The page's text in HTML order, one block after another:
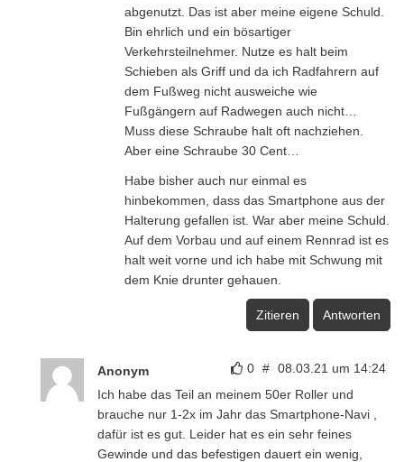
abgenutzt. Das ist aber meine eigene Schuld.
Bin ehrlich und ein bösartiger
Verkehrsteilnehmer. Nutze es halt beim
Schieben als Griff und da ich Radfahrern auf
dem Fußweg nicht ausweiche wie
Fußgängern auf Radwegen auch nicht…
Muss diese Schraube halt oft nachziehen.
Aber eine Schraube 30 Cent…
Habe bisher auch nur einmal es
hinbekommen, dass das Smartphone aus der
Halterung gefallen ist. War aber meine Schuld.
Auf dem Vorbau und auf einem Rennrad ist es
halt weit vorne und ich habe mit Schwung mit
dem Knie drunter gehauen.
Zitieren Antworten
0 # 08.03.21 um 14:24
Anonym
Ich habe das Teil an meinem 50er Roller und
brauche nur 1-2x im Jahr das Smartphone-Navi ,
dafür ist es gut. Leider hat es ein sehr feines
Gewinde und das befestigen dauert ein wenig,